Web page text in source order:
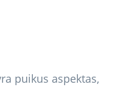
puikus aspektas,